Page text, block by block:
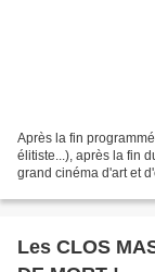
Après la fin
élitiste...), après la fin
grand cinéma d'art et
Les CLOS